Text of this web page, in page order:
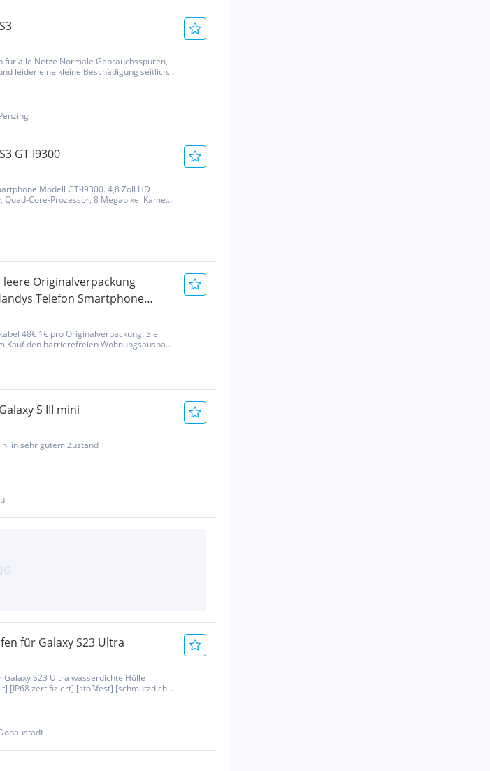
für alle Netze Normale Gebrauchsspuren,
leider eine kleine Beschädigung seitlich
GT I9300
Modell GT-I9300. 4,8 Zoll HD
Quad-Core-Prozessor, 8 Megapixel Kamera
leere Originalverpackung
Telefon Smartphone
Leder Handyhülle Handys
48€ 1€ pro Originalverpackung! Sie
Kauf den barrierefreien Wohnungsausbau
DANKE!!! Bitte schaut auch
Alles was bis Dezember verkauft...
S III mini
in sehr gutem Zustand
für Galaxy S23 Ultra
Galaxy S23 Ultra wasserdichte Hülle
[IP68 zertifiziert] [stoßfest] [schmutzdicht]